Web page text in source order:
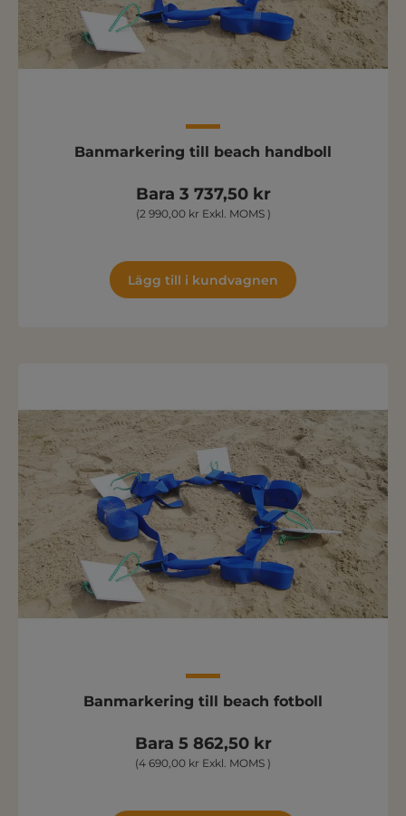
Banmarkering till beach handboll
Bara 3 737,50 kr
(2 990,00 kr Exkl. MOMS )
Lägg till i kundvagnen
Banmarkering till beach fotboll
Bara 5 862,50 kr
(4 690,00 kr Exkl. MOMS )